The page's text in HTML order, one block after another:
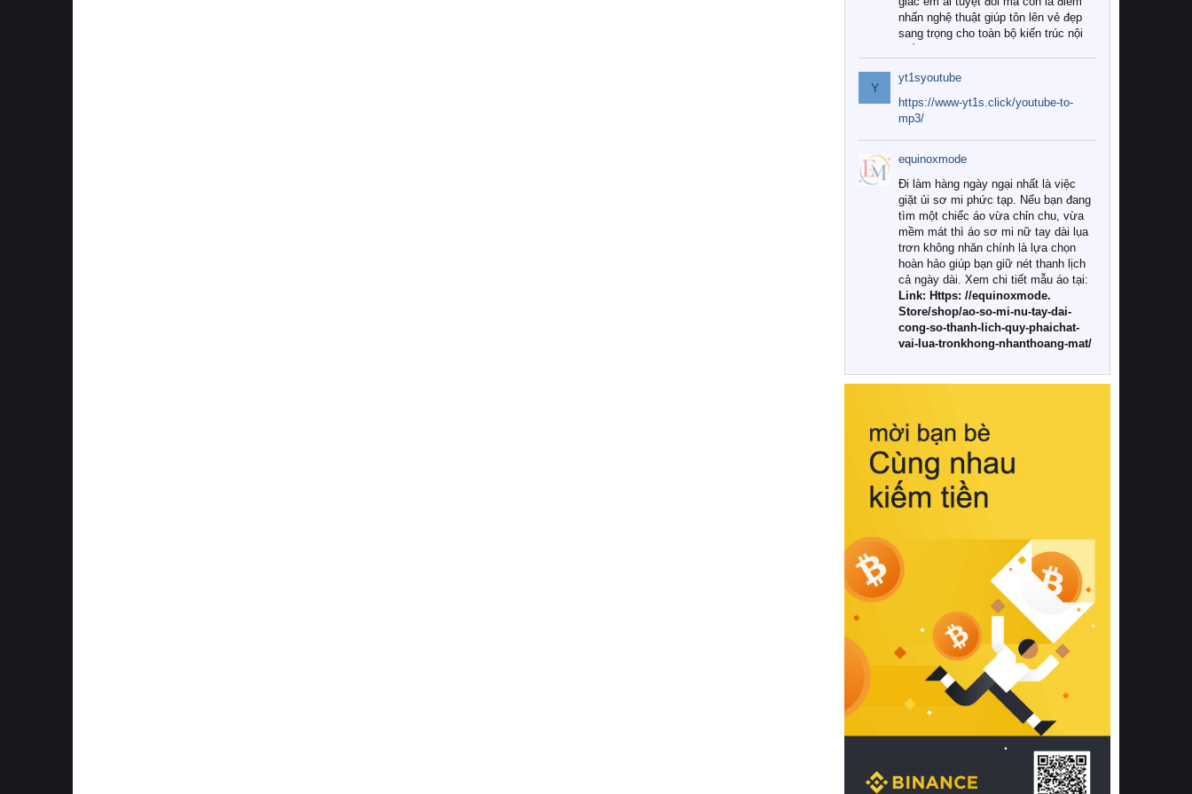
nhấn nghệ thuật giúp tôn lên vẻ đẹp
sang trọng cho toàn bộ kiến trúc nội
Tuy nhiên, giữa thị trường đa dạng
với vô vàn thương hiệu và mẫu mã
như hiện nay, làm thế nào để chọn
được những bộ chăn ga gối đệm cao
cấp thực sự chất lượng, phù hợp với
khí hậu và nhu cầu sử dụng của gia
đình? Hãy cùng chúng tôi đi tìm lời
giải đáp chi tiết qua bài viết dưới đây.
1. Tại sao các gia đình hiện đại lại ưa
chuộng chăn ga gối đệm cao cấp?
Khác với các dòng sản phẩm thông
thường, những bộ chăn ga gối đệm
cao cấp trải qua quy trình sản xuất
nghiêm ngặt từ khâu chọn lọc nguyên
liệu tự nhiên đến công nghệ dệt
nhuộm hiện đại không chứa hóa chất
này, bạn sẽ cảm nhận rõ rệt sự khác
hồi chuẩn xác của phần đệm nâng đỡ
cột sống.
Bên cạnh đó, việc lựa chọn các dòng
sản phẩm đạt chuẩn chất lượng quốc
tế còn giúp ngăn ngừa tình trạng kích
khuẩn và nấm mốc trong điều kiện
thời tiết nóng ẩm. Bạn có thể tìm hiểu
thêm các nghiên cứu khoa học về tác
động của giấc ngủ và môi trường
phòng ngủ đối với sức khỏe con
người tại Sleep Foundation (External
Link) để có cái nhìn toàn diện hơn.
2. Các tiêu chí vàng khi lựa chọn
chăn ga gối đệm cao cấp cho phòng
ngủ
Để sở hữu một bộ chăn ga gối đệm
cao cấp hoàn hảo cả về thẩm mỹ lẫn
công năng, người tiêu dùng cần cân
nhắc kỹ lưỡng các tiêu chí quan trọng
Y
yt1syoutube
https://www-yt1s.click/youtube-to-
mp3/
equinoxmode
Đi làm hàng ngày ngại nhất là việc
giặt ủi sơ mi phức tạp. Nếu bạn đang
tìm một chiếc áo vừa chỉn chu, vừa
mềm mát thì áo sơ mi nữ tay dài lụa
trơn không nhăn chính là lựa chọn
hoàn hảo giúp bạn giữ nét thanh lịch
cả ngày dài. Xem chi tiết mẫu áo tại:
Link: Https: //equinoxmode.
Store/shop/ao-so-mi-nu-tay-dai-
cong-so-thanh-lich-quy-phaichat-
vai-lua-tronkhong-nhanthoang-mat/